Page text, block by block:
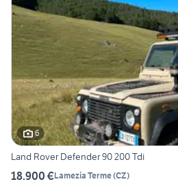
6
Land Rover Defender 90 200 Tdi
18.900 €Lamezia Terme(CZ)